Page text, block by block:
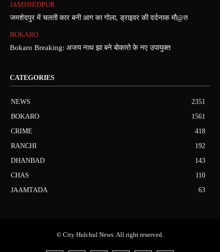
JAMSHEDPUR
जमशेदपुर में चलती कार बनी आग का गोला, ड्राइवर की दर्दनाक मौ@त
BOKARO
Bokaro Breaking: अजय नाथ झा बने बोकारो के नए उपायुक्त
CATEGORIES
NEWS
2351
BOKARO
1561
CRIME
418
RANCHI
192
DHANBAD
143
CHAS
110
JAAMTADA
63
© City Hulchul News. All right reserved.